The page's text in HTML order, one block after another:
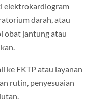
elektrokardiogram
darah, atau
obat jantung atau
ke FKTP atau layanan
rutin, penyesuaian